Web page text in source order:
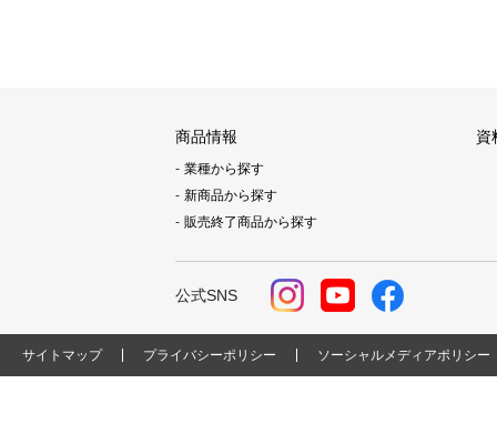
商品情報
業種から探す
新商品から探す
販売終了商品から探す
資
公式SNS
サイトマップ プライバシーポリシー ソーシャルメディアポリシー